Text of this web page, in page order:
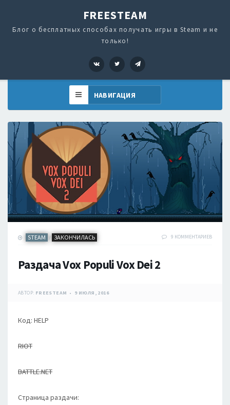
FREESTEAM
Блог о бесплатных способах получать игры в Steam и не
только!
VK Twitter
STEAM / ЗАКОНЧИЛАСЬ 9 КОММЕНТАРИЕВ
Раздача Vox Populi Vox Dei 2
АВТОР: FREESTEAM 9 ИЮЛЯ, 2016
Код: HELP
RIOT
BATTLE.NET
Страница раздачи: